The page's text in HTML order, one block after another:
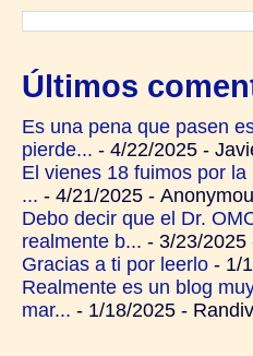
Últimos
Es una pena que pasen
pierde... - 4/22/2025 -
El vienes 18 fuimos por
... - 4/21/2025 -
Debo decir que el Dr.
realmente b... - 3/23/2025
Gracias a ti por leerlo - 1/
Realmente es un blog
mar... - 1/18/2025 - Randiv